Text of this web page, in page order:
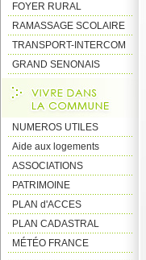
FOYER RURAL
RAMASSAGE SCOLAIRE
TRANSPORT-INTERCOM
GRAND SENONAIS
NUMEROS UTILES
Aide aux logements
ASSOCIATIONS
PATRIMOINE
PLAN d'ACCES
PLAN CADASTRAL
MÉTÉO FRANCE